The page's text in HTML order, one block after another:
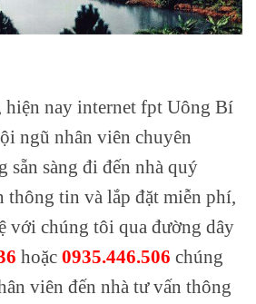
hiện nay internet fpt Uông Bí
ngũ nhân viên chuyên
sẵn sàng đi đến nhà quý
thông tin và lắp đặt miễn phí,
với chúng tôi qua đường dây
hoặc 0935.446.506 chúng
viên đến nhà tư vấn thông